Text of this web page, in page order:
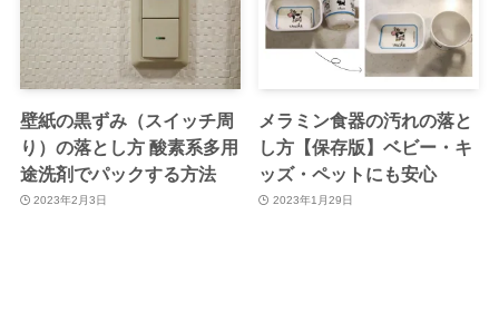
壁紙の黒ずみ（スイッチ周
り）の落とし方 酸素系多用
途洗剤でパックする方法
2023年2月3日
メラミン食器の汚れの落と
し方【保存版】ベビー・キ
ッズ・ペットにも安心
2023年1月29日